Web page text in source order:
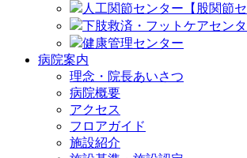
人工関節センター【股関節セ
下肢救済・フットケアセン
健康管理センター
病院案内
理念・院長あいさつ
病院概要
アクセス
フロアガイド
施設紹介